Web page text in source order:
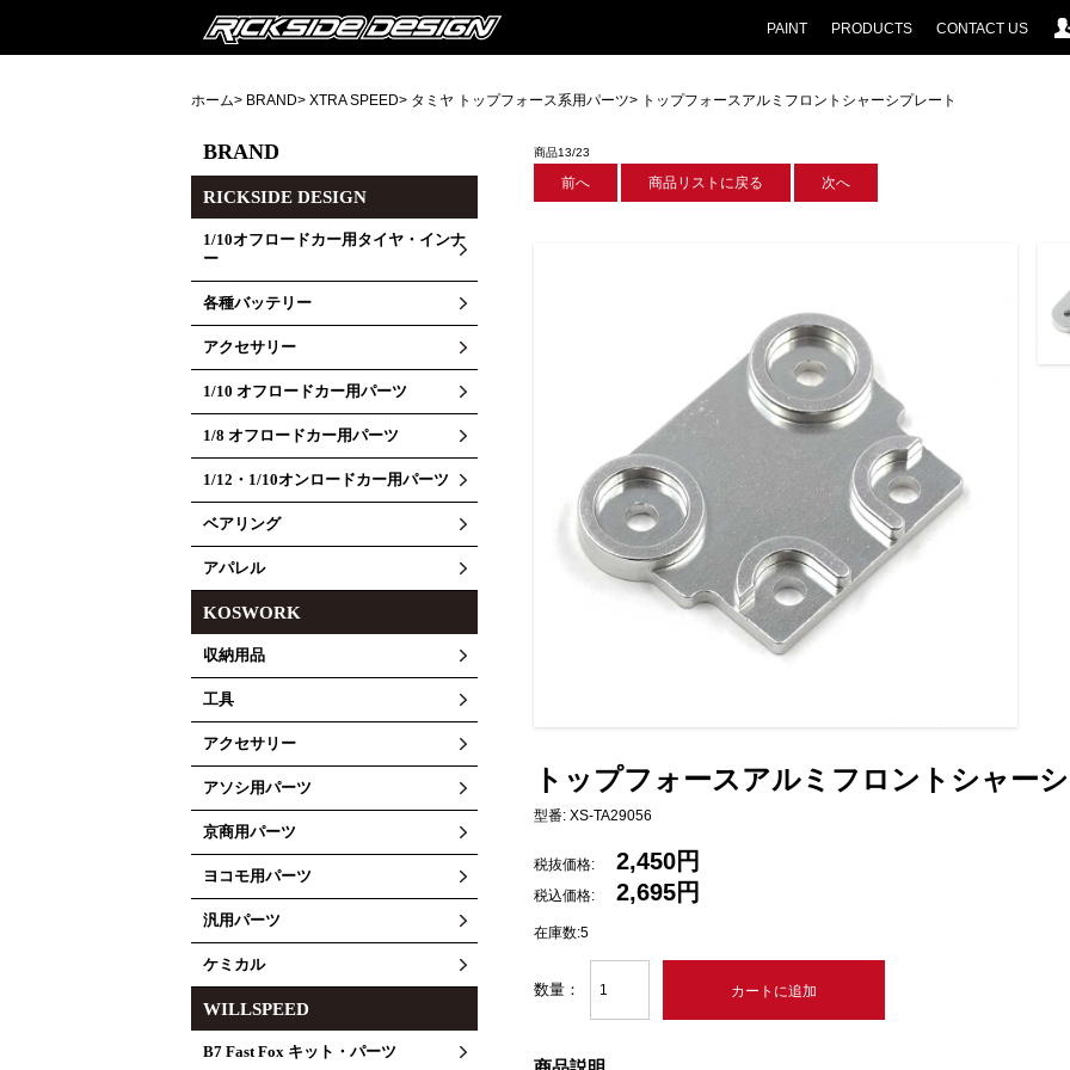
PAINT PRODUCTS CONTACT US
ホーム> BRAND> XTRA SPEED> タミヤ トップフォース系用パーツ> トップフォースアルミフロントシャーシプレート
BRAND
RICKSIDE DESIGN
1/10オフロードカー用タイヤ・インナ
ー
各種バッテリー
アクセサリー
1/10 オフロードカー用パーツ
1/8 オフロードカー用パーツ
1/12・1/10オンロードカー用パーツ
ベアリング
アパレル
KOSWORK
収納用品
工具
アクセサリー
アソシ用パーツ
京商用パーツ
ヨコモ用パーツ
汎用パーツ
ケミカル
WILLSPEED
B7 Fast Fox キット・パーツ
商品13/23
前へ 商品リストに戻る 次へ
トップフォースアルミフロントシャー
型番: XS-TA29056
税抜価格: 2,450円
税込価格: 2,695円
在庫数:5
数量：